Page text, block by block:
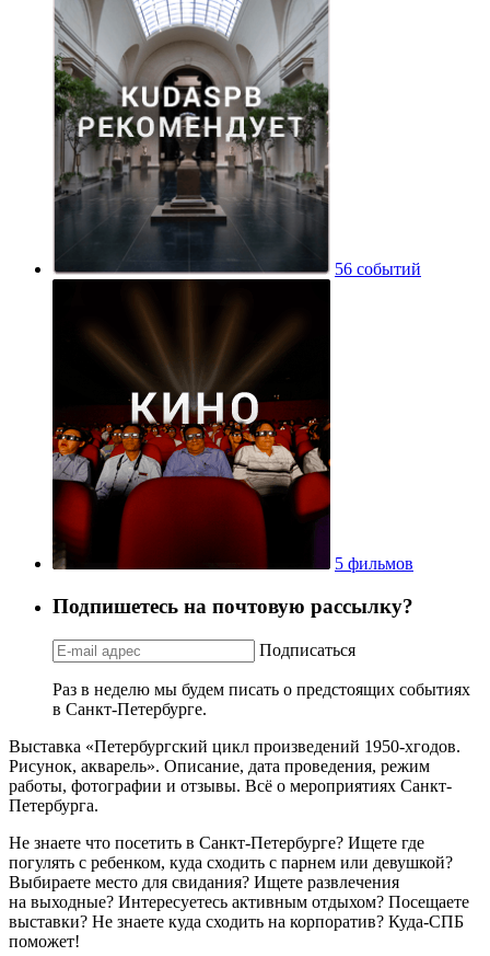
56 событий
5 фильмов
Подпишетесь на почтовую рассылку?
Подписаться
Раз в неделю мы будем писать о предстоящих событиях
в Санкт-Петербурге.
Выставка «Петербургский цикл произведений 1950-хгодов.
Рисунок, акварель». Описание, дата проведения, режим
работы, фотографии и отзывы. Всё о мероприятиях Санкт-
Петербурга.
Не знаете что посетить в Санкт-Петербурге? Ищете где
погулять с ребенком, куда сходить с парнем или девушкой?
Выбираете место для свидания? Ищете развлечения
на выходные? Интересуетесь активным отдыхом? Посещаете
выставки? Не знаете куда сходить на корпоратив? Куда-СПБ
поможет!